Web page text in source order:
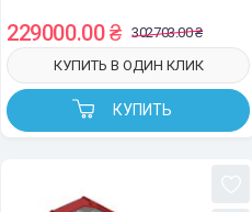
229000.00 ₴ 302703.00 ₴
КУПИТЬ
КУПИТЬ В ОДИН КЛИК